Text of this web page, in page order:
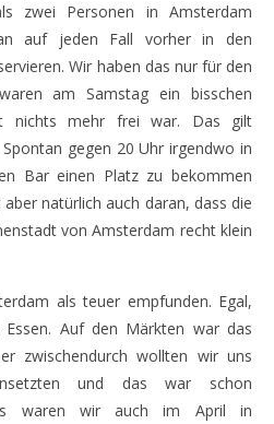
zwei Personen in Amsterdam
auf jeden Fall vorher in den
Wir haben das nur für den
am Samstag ein bisschen
nichts mehr frei war. Das gilt
gegen 20 Uhr irgendwo in
Bar einen Platz zu bekommen
natürlich auch daran, dass die
von Amsterdam recht klein
als teuer empfunden. Egal,
Auf den Märkten war das
zwischendurch wollten wir uns
und das war schon
waren wir auch im April in